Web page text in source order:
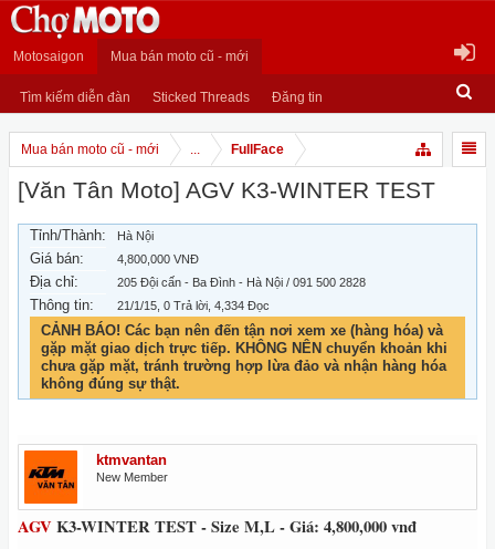
Motosaigon Mua bán moto cũ - mới
Tìm kiếm diễn đàn Sticked Threads Đăng tin
Mua bán moto cũ - mới ... FullFace
[Văn Tân Moto] AGV K3-WINTER TEST
Tỉnh/Thành: Hà Nội
Giá bán: 4,800,000 VNĐ
Địa chỉ: 205 Đội cấn - Ba Đình - Hà Nội / 091 500 2828
Thông tin: 21/1/15 , 0 Trả lời, 4,334 Đọc
CẢNH BÁO! Các bạn nên đến tận nơi xem xe (hàng hóa) và
gặp mặt giao dịch trực tiếp. KHÔNG NÊN chuyển khoản khi
chưa gặp mặt, tránh trường hợp lừa đảo và nhận hàng hóa
không đúng sự thật.
ktmvantan
New Member
AGVK3-WINTER TEST - Size M,L - Giá: 4,800,000 vnđ